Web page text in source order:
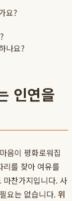
요?
나요?
인연을
음이 평화로워집
리를 찾아 여유를
마찬가지입니다. 사
요는 없습니다. 위